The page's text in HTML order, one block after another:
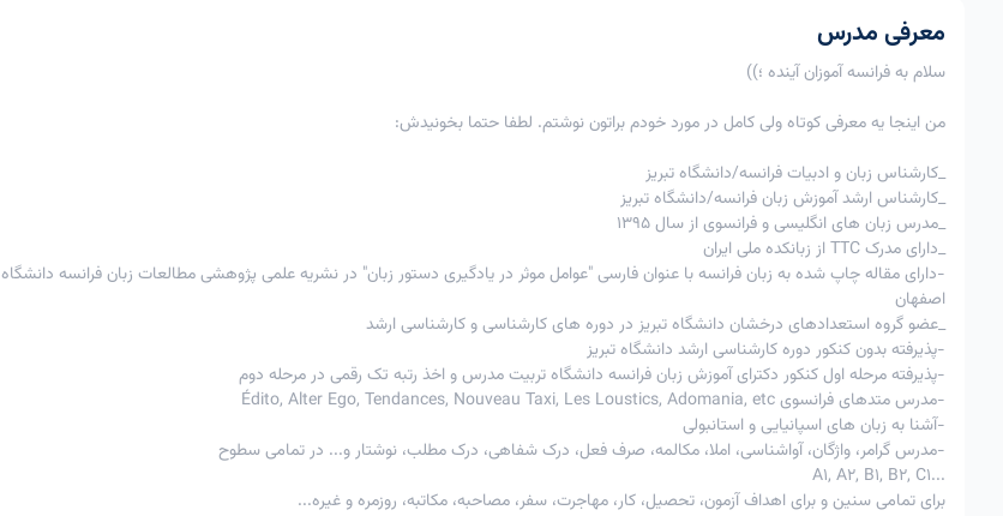
1
لغو کلاس
2
تغییر زمان کلاس
3
لغوتوافقی
با تایید استاد
با تایید استاد
شد.
معرفی مدرس
سلام به فرانسه آموزان آینده ؛))
من اینجا یه معرفی کوتاه ولی کامل در مورد خودم براتون نوشتم. لطفا حتما بخونیدش:
_کارشناس زبان و ادبیات فرانسه/دانشگاه تبریز
_کارشناس ارشد آموزش زبان فرانسه/دانشگاه تبریز
_مدرس زبان های انگلیسی و فرانسوی از سال 1395
_دارای مدرک TTC از زبانکده ملی ایران
-دارای مقاله چاپ شده به زبان فرانسه با عنوان فارسی "عوامل موثر در یادگیری دستور زبان" در نشریه علمی پژوهشی مطالعات زبان فرانسه دانشگاه
اصفهان
_عضو گروه استعدادهای درخشان دانشگاه تبریز در دوره های کارشناسی و کارشناسی ارشد
-پذیرفته بدون کنکور دوره کارشناسی ارشد دانشگاه تبریز
-پذیرفته مرحله اول کنکور دکترای آموزش زبان فرانسه دانشگاه تربیت مدرس و اخذ رتبه تک رقمی در مرحله دوم
-مدرس متدهای فرانسوی Édito, Alter Ego, Tendances, Nouveau Taxi, Les Loustics, Adomania, etc
-آشنا به زبان های اسپانیایی و استانبولی
-مدرس گرامر، واژگان، آواشناسی، املا، مکالمه، صرف فعل، درک شفاهی، درک مطلب، نوشتار و... در تمامی سطوح
...A1, A2, B1, B2, C1
برای تمامی سنین و برای اهداف آزمون، تحصیل، کار، مهاجرت، سفر، مصاحبه، مکاتبه، روزمره و غیره...